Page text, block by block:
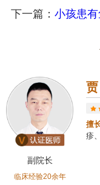
下一篇： 小孩患
副院长
临床经验20余年
擅
疹